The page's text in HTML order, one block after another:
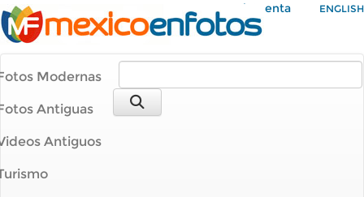
Mi Cuenta ENGLISH
Modernas
Antiguas
Antiguos